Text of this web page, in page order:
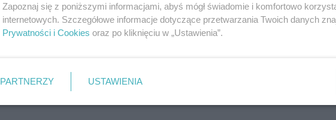
Zapoznaj się z poniższymi informacjami, abyś mógł świadomie i komfortowo
internetowych. Szczegółowe informacje dotyczące przetwarzania Twoich danych
Prywatności i Cookies oraz po kliknięciu w „Ustawienia”.
PARTNERZY USTAWIENIA